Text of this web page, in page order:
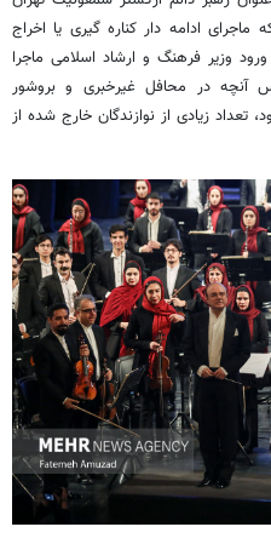
ادامه دار کنارهگیری یا اخراج
ورود وزیر فرهنگ و ارشاد اسلامی ماجرا
آنچه در محافل غیرخبری و بروشور
زیادی از نوازندگان خارج شده از